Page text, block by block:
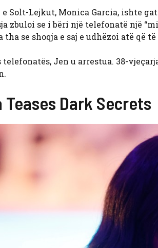
e Solt-Lejkut, Monica Garcia, ishte
zbuloi se i bëri një telefonatë një
tha se shoqja e saj e udhëzoi atë që
telefonatës, Jen u arrestua. 38-
Teases Dark Secrets